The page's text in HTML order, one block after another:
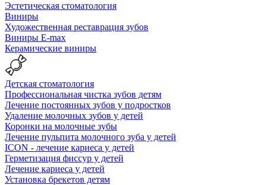
Эстетическая стоматология
Виниры
Художественная реставрация зубов
Виниры E-max
Керамические виниры
Детская стоматология
Профессиональная чистка зубов детям
Лечение постоянных зубов у подростков
Удаление молочных зубов у детей
Коронки на молочные зубы
Лечение пульпита молочного зуба у детей
ICON - лечение кариеса у детей
Герметизация фиссур у детей
Лечение кариеса у детей
Установка брекетов детям